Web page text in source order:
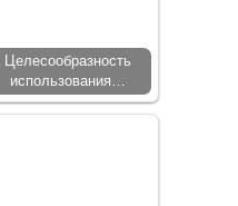
Целесообразность
использования…